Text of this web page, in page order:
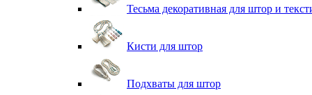
Тесьма декоративная для штор и
Кисти для штор
Подхваты для штор